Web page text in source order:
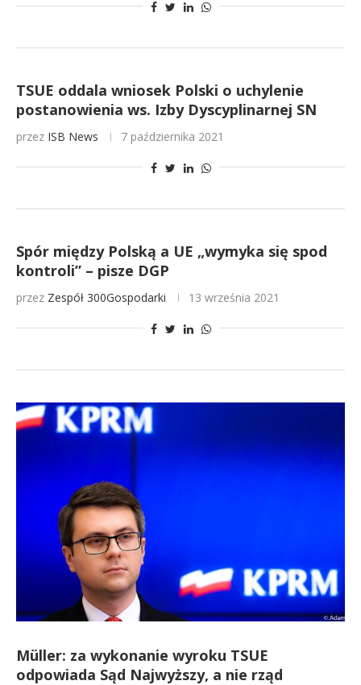
TSUE oddala wniosek Polski o uchylenie
postanowienia ws. Izby Dyscyplinarnej SN
przez ISB News 7 października 2021
Spór między Polską a UE „wymyka się spod
kontroli” – pisze DGP
przez Zespół 300Gospodarki 13 września 2021
Müller: za wykonanie wyroku TSUE
odpowiada Sąd Najwyższy, a nie rząd